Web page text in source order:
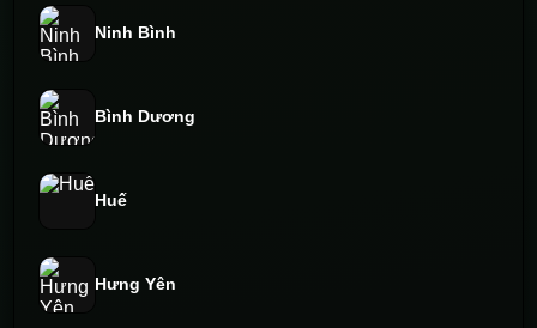
Ninh Bình
Bình Dương
Huế
Hưng Yên